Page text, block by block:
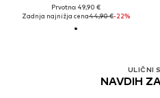
Prvotno: 49,90 €
Zadnja najnižja cena44,90 €-22%
ULIČNI
NAVDIH